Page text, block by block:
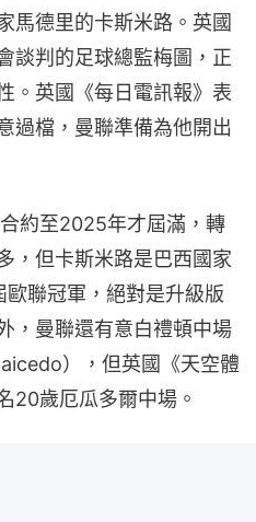
馬德里的卡斯米路。英國
談判的足球總監梅圖，正
。英國《每日電訊報》表
過檔，曼聯準備為他開出
約至2025年才屆滿，轉
，但卡斯米路是巴西國家
聯冠軍，絕對是升級版
，曼聯還有意白禮頓中場
），但英國《天空體
20歲厄瓜多爾中場。